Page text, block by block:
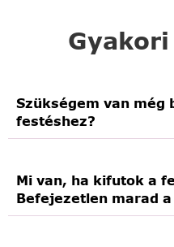
Szükségem van még
festéshez?
Mi van, ha kifutok a
Befejezetlen marad